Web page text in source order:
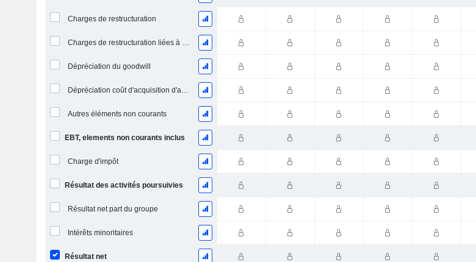
Charges de restructuration
Charges de restructuration liées à l’intégration d’une nouvelle activité (Fusions, Acquisitions)
Dépréciation du goodwill
Dépréciation coût d'acquisition d'actifs
Autres éléments non courants
EBT, elements non courants inclus
Charge d'impôt
Résultat des activités poursuivies
Résultat net part du groupe
Intérêts minoritaires
Résultat net